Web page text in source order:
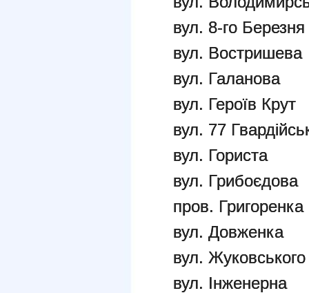
вул. 8-го Березня
вул. Востришева
вул. Галанова
вул. Героїв Крут
вул. 77
вул. Гориста
вул. Грибоєдова
пров. Григоренка
вул. Довженка
вул. Жуковського
вул. Інженерна